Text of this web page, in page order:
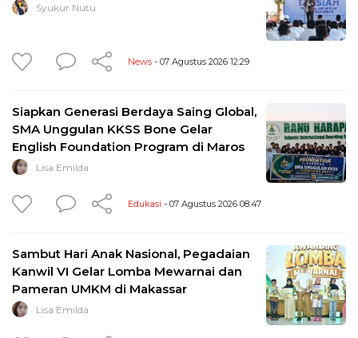
Syukur Nutu
News - 07 Agustus 2026 12:29
Siapkan Generasi Berdaya Saing Global,
SMA Unggulan KKSS Bone Gelar
English Foundation Program di Maros
Lisa Emilda
Edukasi - 07 Agustus 2026 08:47
Sambut Hari Anak Nasional, Pegadaian
Kanwil VI Gelar Lomba Mewarnai dan
Pameran UMKM di Makassar
Lisa Emilda